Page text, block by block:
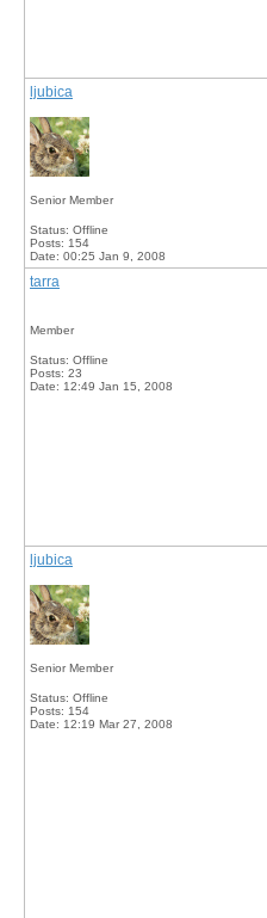
ljubica
Senior Member
Status: Offline
Posts: 154
Date: 00:25 Jan 9, 2008
tarra
Member
Status: Offline
Posts: 23
Date: 12:49 Jan 15, 2008
ljubica
Senior Member
Status: Offline
Posts: 154
Date: 12:19 Mar 27, 2008